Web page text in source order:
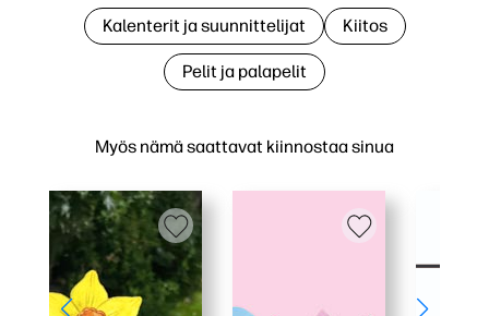
Myös nämä saattavat kiinnostaa sinua
Kalenterit ja suunnittelijat Kiitos
Pelit ja palapelit